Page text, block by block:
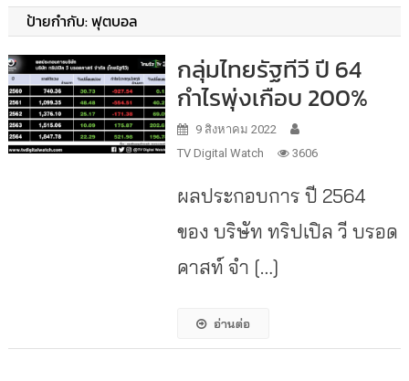
ป้ายกำกับ:ฟุตบอล
กลุ่มไทยรัฐทีวี ปี 64
กำไรพุ่งเกือบ 200%
9 สิงหาคม 2022
TV Digital Watch
3606
ผลประกอบการ ปี 2564
ของ บริษัท ทริปเปิล วี บรอด
คาสท์ จำ […]
อ่านต่อ